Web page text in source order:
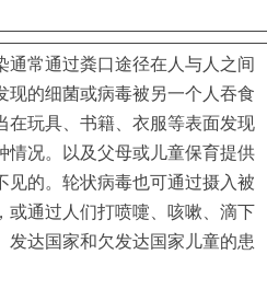
通常通过粪口途径在人与人之间
现的细菌或病毒被另一个人吞食
在玩具、书籍、衣服等表面发现
情况。以及父母或儿童保育提供
见的。轮状病毒也可通过摄入被
或通过人们打喷嚏、咳嗽、滴下
发达国家和欠发达国家儿童的患